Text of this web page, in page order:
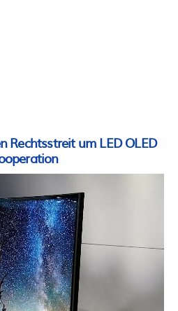
Rechtsstreit um LED OLED